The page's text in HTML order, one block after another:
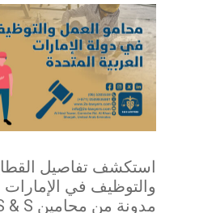
استكشف تفاصيل
والتوظيف في
مدونة من محامين S & S.